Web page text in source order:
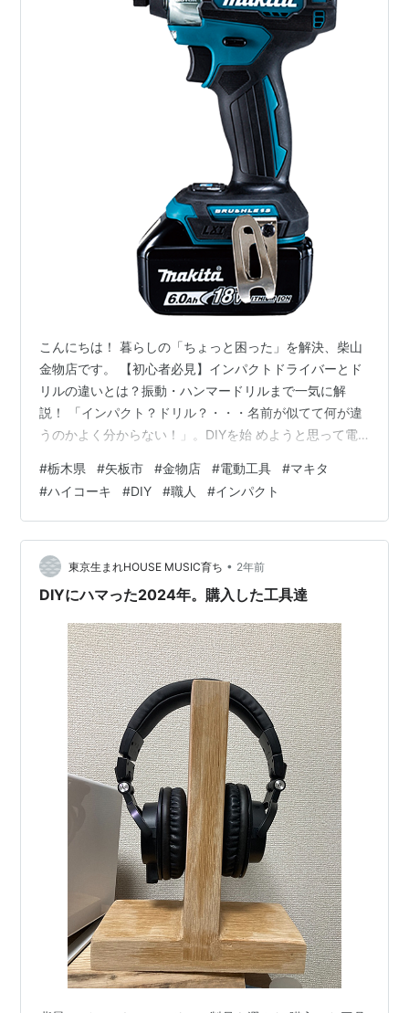
こんにちは！ 暮らしの「ちょっと困った」を解決、柴山
金物店です。 【初心者必見】インパクトドライバーとド
リルの違いとは？振動・ハンマードリルまで一気に解
説！ 「インパクト？ドリル？・・・名前が似てて何が違
うのかよく分からない！」。DIYを始 めようと思って電
の種類に圧倒 された経験はありませんか？しかも”ドライ
バードリル” ”振動ドリル” ”ハンマードリ ル”なんて、どれ
も似たような名前で違いがピンとこない。初心者にとっ
ては何を基準に 選べばいいのかすら分からないのが本音
ですよね。でも安心してください、このブログ では「電
動ドリル系の違いがよく…
#栃木県 #矢板市 #金物店 #電動工具 #マキタ
#ハイコーキ #DIY #職人 #インパクト
東京生まれHOUSE MUSIC育ち • 2年前
DIYにハマった2024年。購入した工具達